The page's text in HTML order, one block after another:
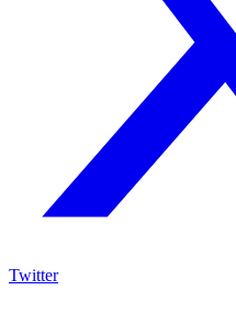
Twitter